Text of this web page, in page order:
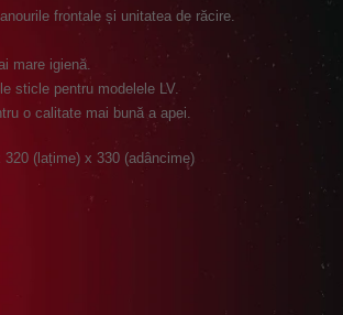
frontale și unitatea de răcire.
mare igienă.
sticle pentru modelele LV.
o calitate mai bună a apei.
(lațime) x 330 (adâncime)